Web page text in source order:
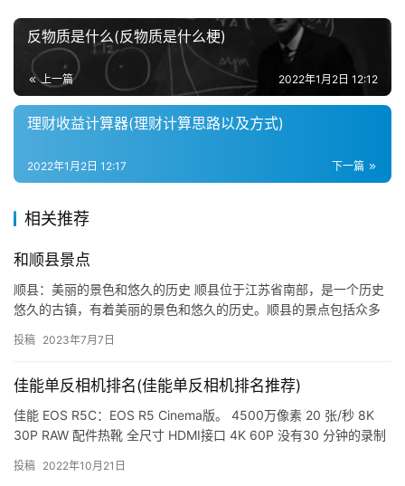
反物质是什么(反物质是什么梗)
上一篇 2022年1月2日 12:12
理财收益计算器(理财计算思路以及方式)
下一篇
2022年1月2日 12:17
相关推荐
和顺县景点
顺县：美丽的景色和悠久的历史 顺县位于江苏省南部，是一个历史
悠久的古镇，有着美丽的景色和悠久的历史。顺县的景点包括众多
古…
投稿 2023年7月7日
佳能单反相机排名(佳能单反相机排名推荐)
佳能 EOS R5C：EOS R5 Cinema版。 4500万像素 20 张/秒 8K
30P RAW 配件热靴 全尺寸 HDMI接口 4K 60P 没有30 分钟的录制
投稿 2022年10月21日